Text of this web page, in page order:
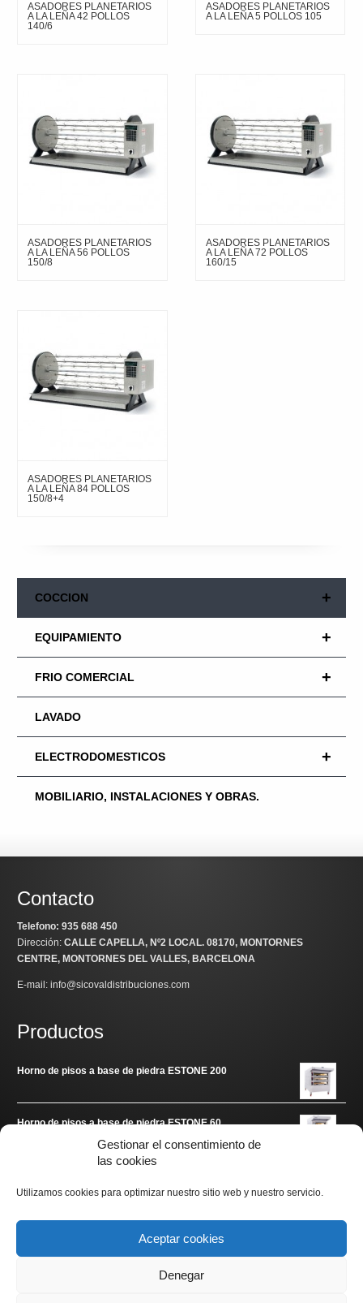
Gestionar el consentimiento de
las cookies
Utilizamos cookies para optimizar nuestro sitio web y nuestro servicio.
Aceptar cookies
Denegar
ASADORES PLANETARIOS
A LA LEÑA 42 POLLOS
140/6
ASADORES PLANETARIOS
A LA LEÑA 5 POLLOS 105
ASADORES PLANETARIOS
A LA LEÑA 56 POLLOS
150/8
ASADORES PLANETARIOS
A LA LEÑA 72 POLLOS
160/15
ASADORES PLANETARIOS
A LA LEÑA 84 POLLOS
150/8+4
+
COCCION
+
EQUIPAMIENTO
+
FRIO COMERCIAL
LAVADO
+
ELECTRODOMESTICOS
MOBILIARIO, INSTALACIONES Y OBRAS.
Contacto
Telefono: 935 688 450
Dirección:CALLE CAPELLA, Nº2 LOCAL. 08170, MONTORNES
CENTRE, MONTORNES DEL VALLES, BARCELONA
E-mail: info@sicovaldistribuciones.com
Productos
Horno de pisos a base de piedra ESTONE 200
Horno de pisos a base de piedra ESTONE 60
Enlaces de interés
www.arditec.es